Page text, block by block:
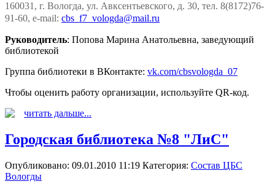
160031, г. Вологда, ул. Авксентьевского, д. 30, тел. 8(8172)76-
91-60, e-mail: cbs_f7_vologda@mail.ru
Руководитель: Попова Марина Анатольевна, заведующий
библиотекой
Группа библиотеки в ВКонтакте: vk.com/cbsvologda_07
Чтобы оценить работу организации, используйте QR-код.
читать дальше...
Городская библиотека №8 "ЛиС"
Опубликовано: 09.01.2010 11:19 Категория: Состав ЦБС
Вологды